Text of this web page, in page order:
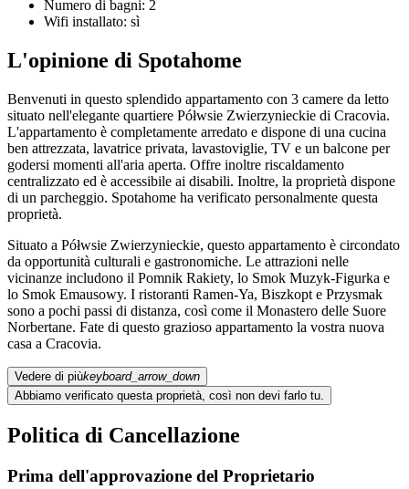
Numero di bagni: 2
Wifi installato: sì
L'opinione di Spotahome
Benvenuti in questo splendido appartamento con 3 camere da letto
situato nell'elegante quartiere Półwsie Zwierzynieckie di Cracovia.
L'appartamento è completamente arredato e dispone di una cucina
ben attrezzata, lavatrice privata, lavastoviglie, TV e un balcone per
godersi momenti all'aria aperta. Offre inoltre riscaldamento
centralizzato ed è accessibile ai disabili. Inoltre, la proprietà dispone
di un parcheggio. Spotahome ha verificato personalmente questa
proprietà.
Situato a Półwsie Zwierzynieckie, questo appartamento è circondato
da opportunità culturali e gastronomiche. Le attrazioni nelle
vicinanze includono il Pomnik Rakiety, lo Smok Muzyk-Figurka e
lo Smok Emausowy. I ristoranti Ramen-Ya, Biszkopt e Przysmak
sono a pochi passi di distanza, così come il Monastero delle Suore
Norbertane. Fate di questo grazioso appartamento la vostra nuova
casa a Cracovia.
Vedere di piùkeyboard_arrow_down
Abbiamo verificato questa proprietà, così non devi farlo tu.
Politica di Cancellazione
Prima dell'approvazione del Proprietario